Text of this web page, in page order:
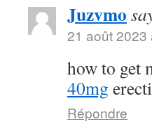
Juzvmo
21 août 2023
how to get
40mg
Répondre